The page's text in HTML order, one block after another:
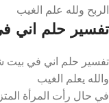
الربح ولله علم الغيب
تفسير حلم اني
تفسير حلم اني في بيت
والله يعلم الغيب
في حال رأت المرأة